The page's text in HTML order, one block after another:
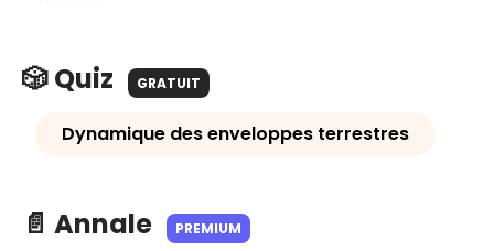
🎲 Quiz GRATUIT
Dynamique des enveloppes terrestres
📄 Annale PREMIUM